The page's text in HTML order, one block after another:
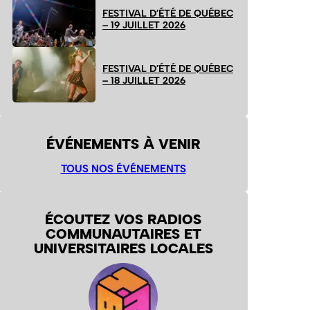
FESTIVAL D’ÉTÉ DE QUÉBEC
– 19 JUILLET 2026
FESTIVAL D’ÉTÉ DE QUÉBEC
– 18 JUILLET 2026
ÉVÉNEMENTS À VENIR
TOUS NOS ÉVÉNEMENTS
ÉCOUTEZ VOS RADIOS
COMMUNAUTAIRES ET
UNIVERSITAIRES LOCALES